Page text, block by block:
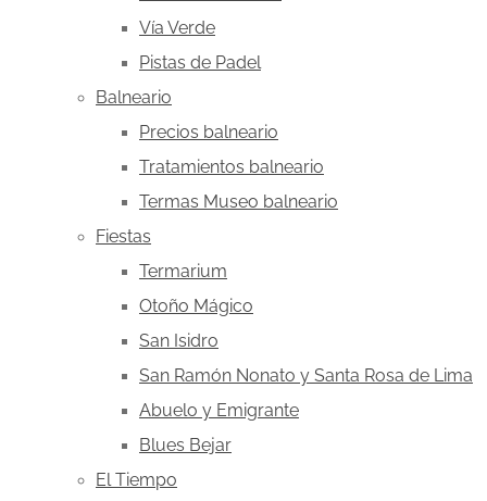
Vía Verde
Pistas de Padel
Balneario
Precios balneario
Tratamientos balneario
Termas Museo balneario
Fiestas
Termarium
Otoño Mágico
San Isidro
San Ramón Nonato y Santa Rosa de Lima
Abuelo y Emigrante
Blues Bejar
El Tiempo